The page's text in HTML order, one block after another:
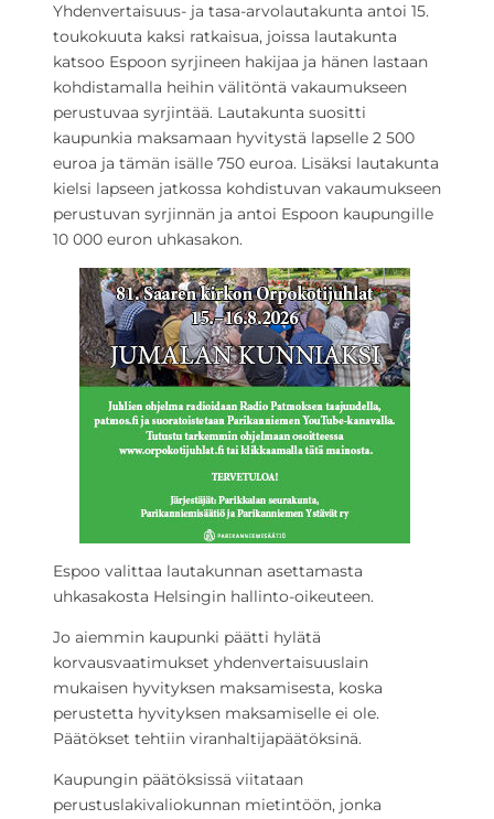
Yhdenvertaisuus- ja tasa-arvolautakunta antoi 15.
toukokuuta kaksi ratkaisua, joissa lautakunta
katsoo Espoon syrjineen hakijaa ja hänen lastaan
kohdistamalla heihin välitöntä vakaumukseen
perustuvaa syrjintää. Lautakunta suositti
kaupunkia maksamaan hyvitystä lapselle 2 500
euroa ja tämän isälle 750 euroa. Lisäksi lautakunta
kielsi lapseen jatkossa kohdistuvan vakaumukseen
perustuvan syrjinnän ja antoi Espoon kaupungille
10 000 euron uhkasakon.
Espoo valittaa lautakunnan asettamasta
uhkasakosta Helsingin hallinto-oikeuteen.
Jo aiemmin kaupunki päätti hylätä
korvausvaatimukset yhdenvertaisuuslain
mukaisen hyvityksen maksamisesta, koska
perustetta hyvityksen maksamiselle ei ole.
Päätökset tehtiin viranhaltijapäätöksinä.
Kaupungin päätöksissä viitataan
perustuslakivaliokunnan mietintöön, jonka